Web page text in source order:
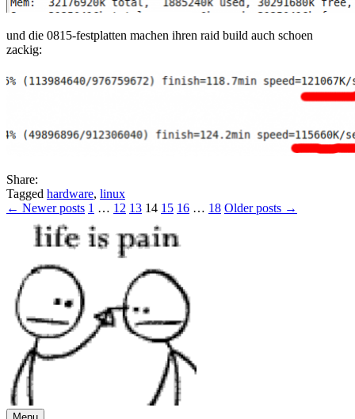
und die 0815-festplatten machen ihren raid build auch schoen
zackig:
Share:
Tagged hardware, linux
Posts
pagination
← Newer posts 1 … 12 13 14 15 16 … 18 Older posts →